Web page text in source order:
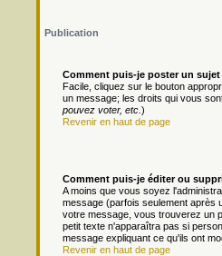
Publication
Comment puis-je poster un
Facile, cliquez sur le bouton
un message; les droits qui vous
pouvez voter, etc. )
Revenir en haut de page
Comment puis-je éditer ou
A moins que vous soyez
message (parfois seulement après
votre message, vous trouverez un
petit texte n'apparaîtra pas si
message expliquant ce qu'ils ont
Revenir en haut de page